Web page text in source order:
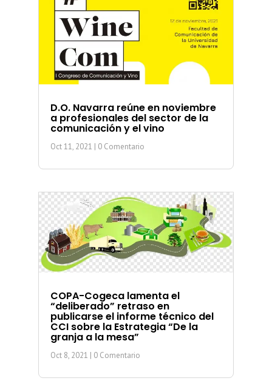
D.O. Navarra reúne en noviembre
a profesionales del sector de la
comunicación y el vino
Oct 11, 2021 | 0 Comentario
COPA-Cogeca lamenta el
“deliberado” retraso en
publicarse el informe técnico del
CCI sobre la Estrategia “De la
granja a la mesa”
Oct 8, 2021 | 0 Comentario